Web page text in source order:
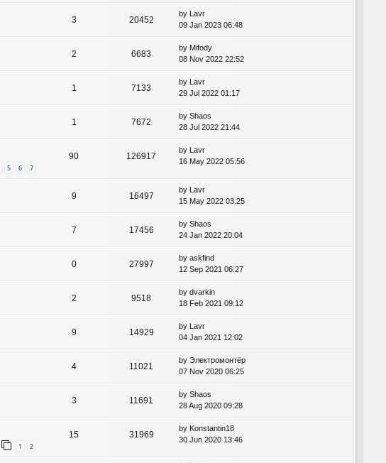
3 20452
by Lavr
09 Jan 2023 06:48
2 6683
by Mifody
08 Nov 2022 22:52
1 7133
by Lavr
29 Jul 2022 01:17
1 7672
by Shaos
28 Jul 2022 21:44
5 6 7
90 126917
by Lavr
16 May 2022 05:56
9 16497
by Lavr
15 May 2022 03:25
7 17456
by Shaos
24 Jan 2022 20:04
0 27997
by askfind
12 Sep 2021 06:27
2 9518
by dvarkin
18 Feb 2021 09:12
9 14929
by Lavr
04 Jan 2021 12:02
4 11021
by Электромонтёр
07 Nov 2020 06:25
3 11691
by Shaos
28 Aug 2020 09:28
1 2
15 31969
by Konstantin18
30 Jun 2020 13:46